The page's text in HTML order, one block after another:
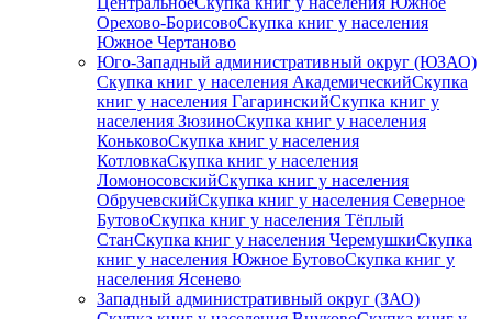
Орехово-БорисовоСкупка книг у населения
Южное Чертаново
Юго-Западный административный округ (ЮЗАО)
Скупка книг у населения АкадемическийСкупка
книг у населения ГагаринскийСкупка книг у
населения ЗюзиноСкупка книг у населения
КоньковоСкупка книг у населения
КотловкаСкупка книг у населения
ЛомоносовскийСкупка книг у населения
ОбручевскийСкупка книг у населения Северное
БутовоСкупка книг у населения Тёплый
СтанСкупка книг у населения ЧеремушкиСкупка
книг у населения Южное БутовоСкупка книг у
населения Ясенево
Западный административный округ (ЗАО)